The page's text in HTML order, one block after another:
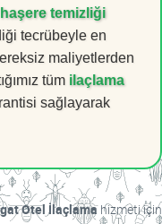
temizliği
tecrübeyle en
maliyetlerden
tüm ilaçlama
sağlayarak
Otel İlaçlamahizmeti için